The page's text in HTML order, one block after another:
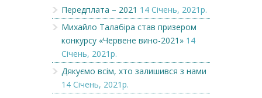
Передплата – 2021 14 Січень, 2021р.
Михайло Талабіра став призером
конкурсу «Червене вино-2021» 14
Січень, 2021р.
Дякуємо всім, хто залишився з нами
14 Січень, 2021р.